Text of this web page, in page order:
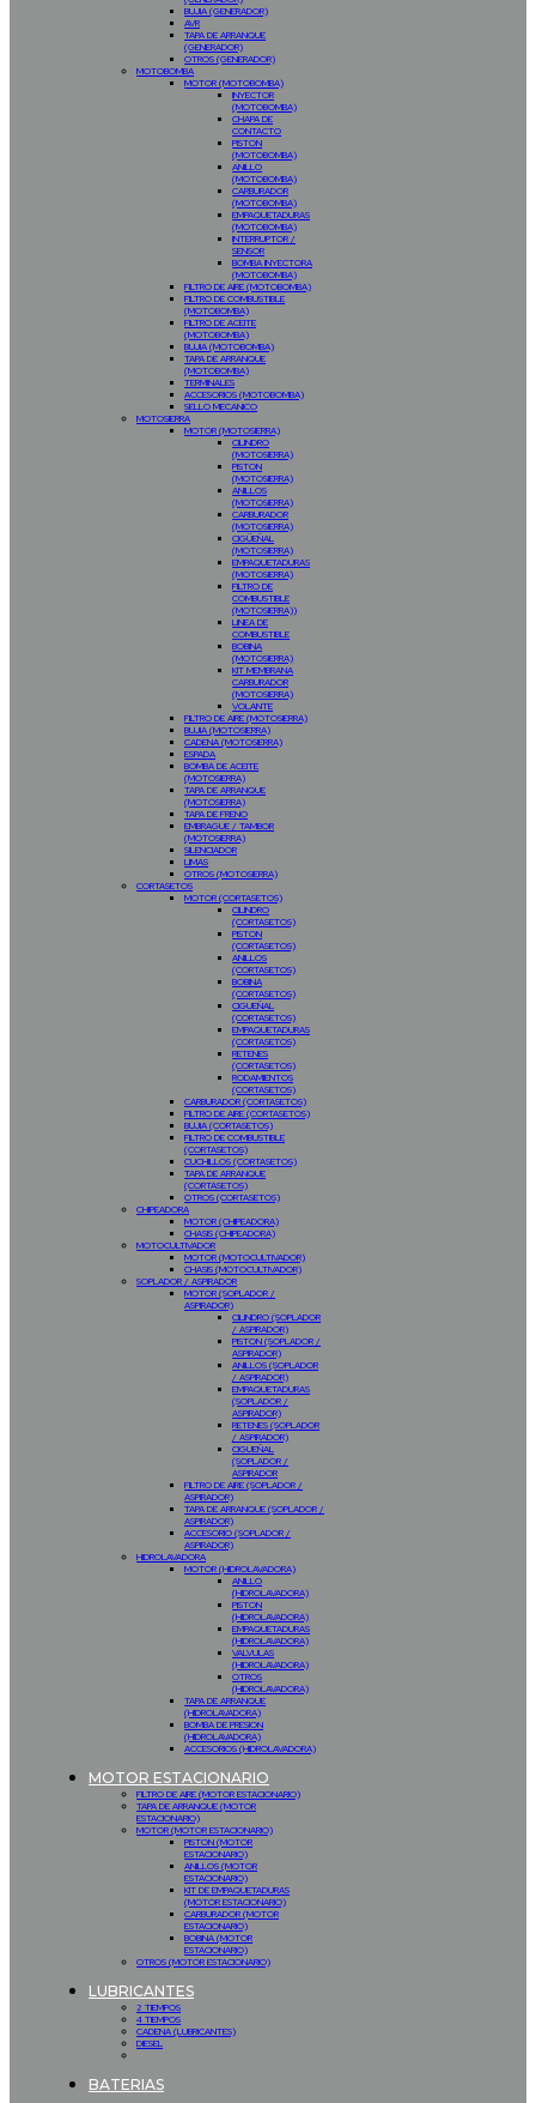
BUJIA (GENERADOR)
AVR
TAPA DE ARRANQUE
(GENERADOR)
OTROS (GENERADOR)
MOTOBOMBA
MOTOR (MOTOBOMBA)
INYECTOR
(MOTOBOMBA)
CHAPA DE
CONTACTO
PISTON
(MOTOBOMBA)
ANILLO
(MOTOBOMBA)
CARBURADOR
(MOTOBOMBA)
EMPAQUETADURAS
(MOTOBOMBA)
INTERRUPTOR /
SENSOR
BOMBA INYECTORA
(MOTOBOMBA)
FILTRO DE AIRE (MOTOBOMBA)
FILTRO DE COMBUSTIBLE
(MOTOBOMBA)
FILTRO DE ACEITE
(MOTOBOMBA)
BUJIA (MOTOBOMBA)
TAPA DE ARRANQUE
(MOTOBOMBA)
TERMINALES
ACCESORIOS (MOTOBOMBA)
SELLO MECANICO
MOTOSIERRA
MOTOR (MOTOSIERRA)
CILINDRO
(MOTOSIERRA)
PISTON
(MOTOSIERRA)
ANILLOS
(MOTOSIERRA)
CARBURADOR
(MOTOSIERRA)
CIGÜEÑAL
(MOTOSIERRA)
EMPAQUETADURAS
(MOTOSIERRA)
FILTRO DE
COMBUSTIBLE
(MOTOSIERRA))
LINEA DE
COMBUSTIBLE
BOBINA
(MOTOSIERRA)
KIT MEMBRANA
CARBURADOR
(MOTOSIERRA)
VOLANTE
FILTRO DE AIRE (MOTOSIERRA)
BUJIA (MOTOSIERRA)
CADENA (MOTOSIERRA)
ESPADA
BOMBA DE ACEITE
(MOTOSIERRA)
TAPA DE ARRANQUE
(MOTOSIERRA)
TAPA DE FRENO
EMBRAGUE / TAMBOR
(MOTOSIERRA)
SILENCIADOR
LIMAS
OTROS (MOTOSIERRA)
CORTASETOS
MOTOR (CORTASETOS)
CILINDRO
(CORTASETOS)
PISTON
(CORTASETOS)
ANILLOS
(CORTASETOS)
BOBINA
(CORTASETOS)
CIGUEÑAL
(CORTASETOS)
EMPAQUETADURAS
(CORTASETOS)
RETENES
(CORTASETOS)
RODAMIENTOS
(CORTASETOS)
CARBURADOR (CORTASETOS)
FILTRO DE AIRE (CORTASETOS)
BUJIA (CORTASETOS)
FILTRO DE COMBUSTIBLE
(CORTASETOS)
CUCHILLOS (CORTASETOS)
TAPA DE ARRANQUE
(CORTASETOS)
OTROS (CORTASETOS)
CHIPEADORA
MOTOR (CHIPEADORA)
CHASIS (CHIPEADORA)
MOTOCULTIVADOR
MOTOR (MOTOCULTIVADOR)
CHASIS (MOTOCULTIVADOR)
SOPLADOR / ASPIRADOR
MOTOR (SOPLADOR /
ASPIRADOR)
CILINDRO (SOPLADOR
/ ASPIRADOR)
PISTON (SOPLADOR /
ASPIRADOR)
ANILLOS (SOPLADOR
/ ASPIRADOR)
EMPAQUETADURAS
(SOPLADOR /
ASPIRADOR)
RETENES (SOPLADOR
/ ASPIRADOR)
CIGUEÑAL
(SOPLADOR /
ASPIRADOR
FILTRO DE AIRE (SOPLADOR /
ASPIRADOR)
TAPA DE ARRANQUE (SOPLADOR /
ASPIRADOR)
ACCESORIO (SOPLADOR /
ASPIRADOR)
HIDROLAVADORA
MOTOR (HIDROLAVADORA)
ANILLO
(HIDROLAVADORA)
PISTON
(HIDROLAVADORA)
EMPAQUETADURAS
(HIDROLAVADORA)
VALVULAS
(HIDROLAVADORA)
OTROS
(HIDROLAVADORA)
TAPA DE ARRANQUE
(HIDROLAVADORA)
BOMBA DE PRESION
(HIDROLAVADORA)
ACCESORIOS (HIDROLAVADORA)
MOTOR ESTACIONARIO
FILTRO DE AIRE (MOTOR ESTACIONARIO)
TAPA DE ARRANQUE (MOTOR
ESTACIONARIO)
MOTOR (MOTOR ESTACIONARIO)
PISTON (MOTOR
ESTACIONARIO)
ANILLOS (MOTOR
ESTACIONARIO)
KIT DE EMPAQUETADURAS
(MOTOR ESTACIONARIO)
CARBURADOR (MOTOR
ESTACIONARIO)
BOBINA (MOTOR
ESTACIONARIO)
OTROS (MOTOR ESTACIONARIO)
LUBRICANTES
2 TIEMPOS
4 TIEMPOS
CADENA (LUBRICANTES)
DIESEL
BATERIAS